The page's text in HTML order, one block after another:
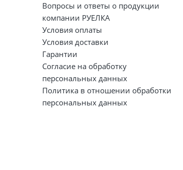
Вопросы и ответы о продукции
компании РУЕЛКА
Условия оплаты
Условия доставки
Гарантии
Согласие на обработку
персональных данных
Политика в отношении обработки
персональных данных